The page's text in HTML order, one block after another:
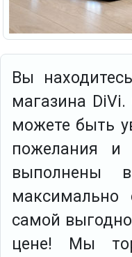
Вы
магазина
можете быть
пожелания и
выполнены
самой
цене! Мы